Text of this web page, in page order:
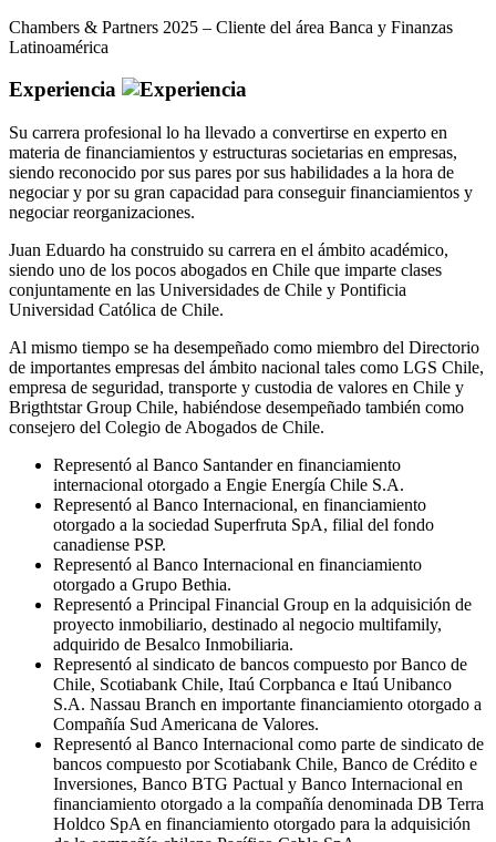
Chambers & Partners 2025 – Cliente del área Banca y Finanzas
Latinoamérica
Experiencia
Su carrera profesional lo ha llevado a convertirse en experto en
materia de financiamientos y estructuras societarias en empresas,
siendo reconocido por sus pares por sus habilidades a la hora de
negociar y por su gran capacidad para conseguir financiamientos y
negociar reorganizaciones.
Juan Eduardo ha construido su carrera en el ámbito académico,
siendo uno de los pocos abogados en Chile que imparte clases
conjuntamente en las Universidades de Chile y Pontificia
Universidad Católica de Chile.
Al mismo tiempo se ha desempeñado como miembro del Directorio
de importantes empresas del ámbito nacional tales como LGS Chile,
empresa de seguridad, transporte y custodia de valores en Chile y
Brigthtstar Group Chile, habiéndose desempeñado también como
consejero del Colegio de Abogados de Chile.
Representó al Banco Santander en financiamiento
internacional otorgado a Engie Energía Chile S.A.
Representó al Banco Internacional, en financiamiento
otorgado a la sociedad Superfruta SpA, filial del fondo
canadiense PSP.
Representó al Banco Internacional en financiamiento
otorgado a Grupo Bethia.
Representó a Principal Financial Group en la adquisición de
proyecto inmobiliario, destinado al negocio multifamily,
adquirido de Besalco Inmobiliaria.
Representó al sindicato de bancos compuesto por Banco de
Chile, Scotiabank Chile, Itaú Corpbanca e Itaú Unibanco
S.A. Nassau Branch en importante financiamiento otorgado a
Compañía Sud Americana de Valores.
Representó al Banco Internacional como parte de sindicato de
bancos compuesto por Scotiabank Chile, Banco de Crédito e
Inversiones, Banco BTG Pactual y Banco Internacional en
financiamiento otorgado a la compañía denominada DB Terra
Holdco SpA en financiamiento otorgado para la adquisición